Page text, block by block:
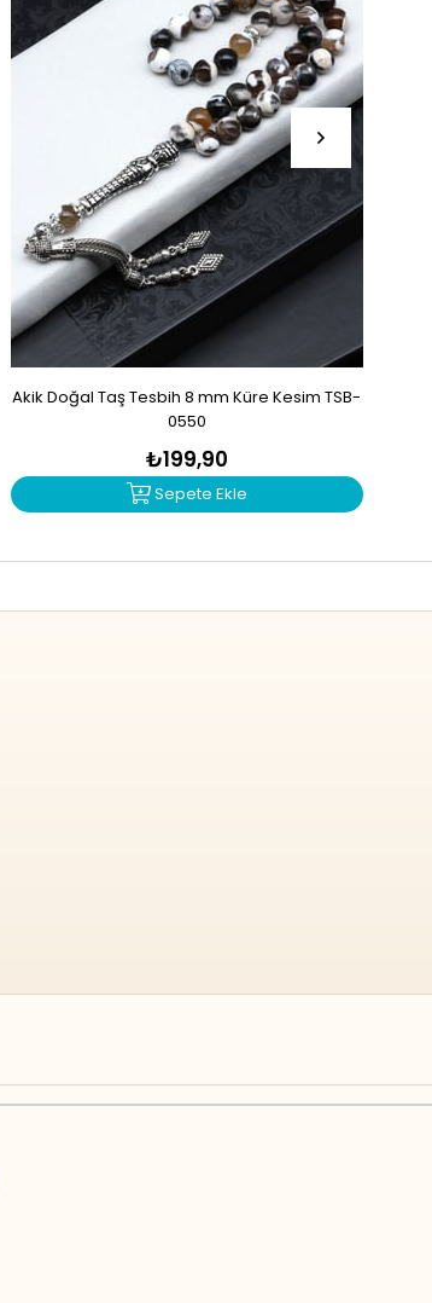
Akik Doğal Taş Tesbih 8 mm Küre Kesim TSB-
0550
₺199,90
Sepete Ekle